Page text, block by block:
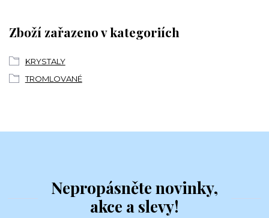
Zboží zařazeno v kategoriích
KRYSTALY
TROMLOVANÉ
Nepropásněte novinky,
akce a slevy!